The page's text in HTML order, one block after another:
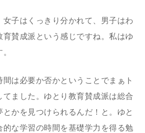
女子はくっきり分かれて、男子はわ
賛成派という感じですね。私はゆ
は必要か否かということでまぁト
てました。ゆとり教育賛成派は総合
かを見つけられるんだ！と。ゆと
的な学習の時間を基礎学力を得る勉